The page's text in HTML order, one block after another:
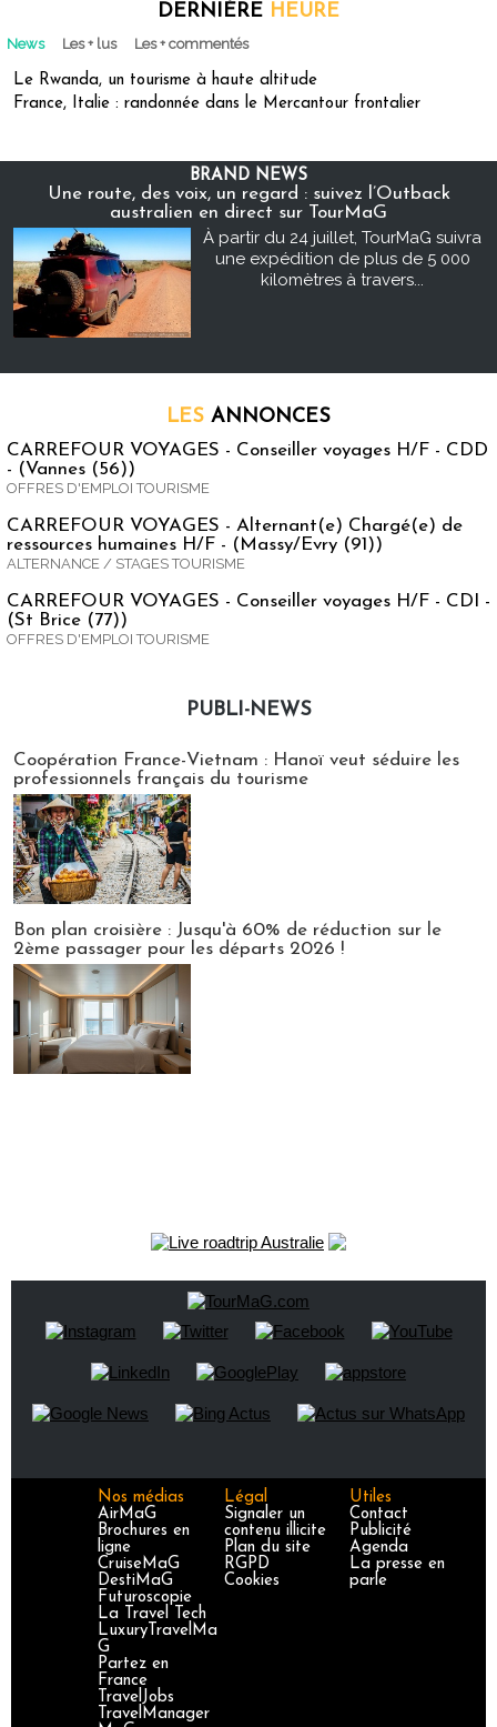
DERNIÈRE HEURE
News Les + lus Les + commentés
Le Rwanda, un tourisme à haute altitude
France, Italie : randonnée dans le Mercantour frontalier
BRAND NEWS
Une route, des voix, un regard : suivez l’Outback
australien en direct sur TourMaG
À partir du 24 juillet, TourMaG suivra
une expédition de plus de 5 000
kilomètres à travers...
LES ANNONCES
CARREFOUR VOYAGES - Conseiller voyages H/F - CDD
- (Vannes (56))
OFFRES D'EMPLOI TOURISME
CARREFOUR VOYAGES - Alternant(e) Chargé(e) de
ressources humaines H/F - (Massy/Evry (91))
ALTERNANCE / STAGES TOURISME
CARREFOUR VOYAGES - Conseiller voyages H/F - CDI -
(St Brice (77))
OFFRES D'EMPLOI TOURISME
PUBLI-NEWS
Coopération France-Vietnam : Hanoï veut séduire les
professionnels français du tourisme
Bon plan croisière : Jusqu'à 60% de réduction sur le
2ème passager pour les départs 2026 !
Nos médias
AirMaG
Brochures en
ligne
CruiseMaG
DestiMaG
Futuroscopie
La Travel Tech
LuxuryTravelMa
G
Partez en
France
TravelJobs
TravelManager
Légal
Signaler un
contenu illicite
Plan du site
RGPD
Cookies
Utiles
Contact
Publicité
Agenda
La presse en
parle